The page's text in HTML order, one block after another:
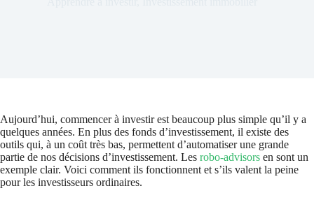
Aujourd’hui, commencer à investir est beaucoup plus simple qu’il y a
quelques années. En plus des fonds d’investissement, il existe des
outils qui, à un coût très bas, permettent d’automatiser une grande
partie de nos décisions d’investissement. Les robo-advisors en sont un
exemple clair. Voici comment ils fonctionnent et s’ils valent la peine
pour les investisseurs ordinaires.